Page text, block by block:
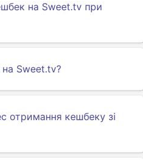
на Sweet.tv при
Sweet.tv?
отримання кешбеку зі